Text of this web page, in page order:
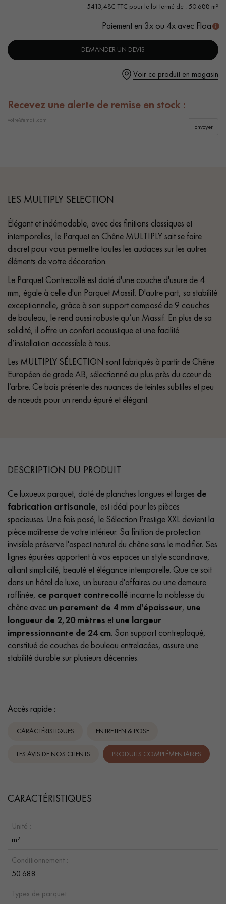
Un expert Décoplus Parquets vous appelle
5413,48€ TTC pour le lot fermé de : 50.688 m²
Paiement en 3x ou 4x avec Floa
DEMANDER UN DEVIS
Voir ce produit en magasin
Recevez une alerte de remise en stock :
Envoyer
LES MULTIPLY SELECTION
Élégant et indémodable, avec des finitions classiques et
intemporelles, le Parquet en Chêne MULTIPLY sait se faire
discret pour vous permettre toutes les audaces sur les autres
éléments de votre décoration.
Le Parquet Contrecollé est doté d'une couche d'usure de 4
mm, égale à celle d'un Parquet Massif. D'autre part, sa stabilité
exceptionnelle, grâce à son support composé de 9 couches
de bouleau, le rend aussi robuste qu’un Massif. En plus de sa
solidité, il offre un confort acoustique et une facilité
d’installation accessible à tous.
Les MULTIPLY SÉLECTION sont fabriqués à partir de Chêne
Européen de grade AB, sélectionné au plus près du cœur de
l’arbre. Ce bois présente des nuances de teintes subtiles et peu
de nœuds pour un rendu épuré et élégant.
DESCRIPTION DU PRODUIT
Ce luxueux parquet, doté de planches longues et larges de
fabrication artisanale, est idéal pour les pièces
spacieuses. Une fois posé, le Sélection Prestige XXL devient la
pièce maîtresse de votre intérieur. Sa finition de protection
invisible préserve l'aspect naturel du chêne sans le modifier. Ses
lignes épurées apportent à vos espaces un style scandinave,
alliant simplicité, beauté et élégance intemporelle. Que ce soit
dans un hôtel de luxe, un bureau d'affaires ou une demeure
raffinée, ce parquet contrecollé incarne la noblesse du
chêne avec un parement de 4 mm d'épaisseur, une
longueur de 2,20 mètres et une largeur
impressionnante de 24 cm. Son support contreplaqué,
constitué de couches de bouleau entrelacées, assure une
stabilité durable sur plusieurs décennies.
Accès rapide :
CARACTÉRISTIQUES ENTRETIEN & POSE
LES AVIS DE NOS CLIENTS PRODUITS COMPLÉMENTAIRES
CARACTÉRISTIQUES
Unité :
m²
Conditionnement :
50.688
Types de parquet :